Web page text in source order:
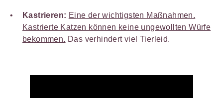
Kastrieren: Eine der wichtigsten Maßnahmen.
Kastrierte Katzen können keine ungewollten Würfe
bekommen. Das verhindert viel Tierleid.